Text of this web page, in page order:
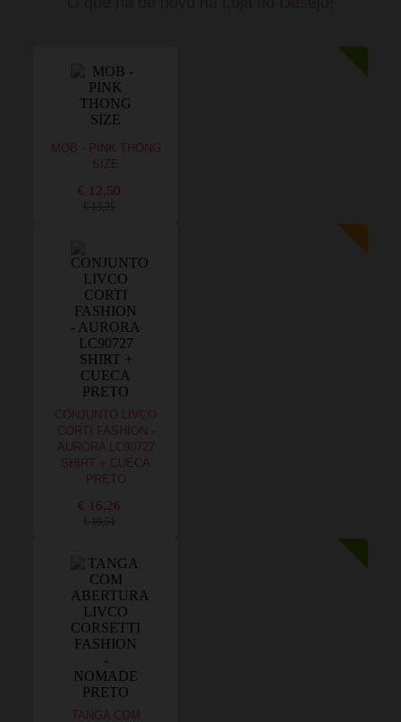
MOB - PINK THONG
SIZE
€ 12,50
€ 13,25
CONJUNTO LIVCO
CORTI FASHION -
AURORA LC90727
SHIRT + CUECA
PRETO
€ 16,26
€ 19,51
TANGA COM